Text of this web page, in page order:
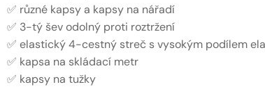
✅ různé kapsy a kapsy na nářadí
✅ 3-tý šev odolný proti roztržení
✅ elastický 4-cestný streč s vysokým podílem
✅ kapsa na skládací metr
✅ kapsy na tužky